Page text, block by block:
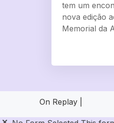
tem um
nova edição
Memorial da
On Replay